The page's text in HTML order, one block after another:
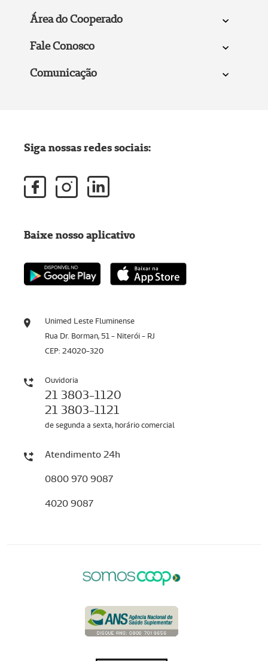
Área do Cooperado
Fale Conosco
Comunicação
Unimed Leste Fluminense
Rua Dr. Borman, 51 - Niterói - RJ
CEP: 24020-320
Ouvidoria
21 3803-1120
21 3803-1121
de segunda a sexta, horário comercial
Atendimento 24h
0800 970 9087
4020 9087
Siga nossas redes sociais:
Baixe nosso aplicativo